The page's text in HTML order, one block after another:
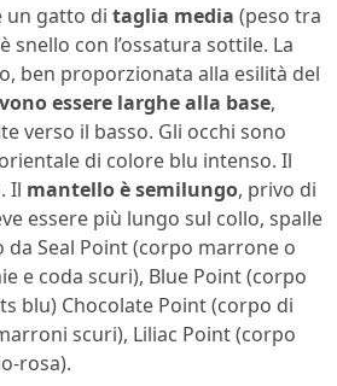
un gatto di taglia media (peso tra
snello con l’ossatura sottile. La
ben proporzionata alla esilità del
essere larghe alla base,
verso il basso. Gli occhi sono
di colore blu intenso. Il
Il mantello è semilungo, privo di
essere più lungo sul collo, spalle
da Seal Point (corpo marrone o
e coda scuri), Blue Point (corpo
blu) Chocolate Point (corpo di
scuri), Liliac Point (corpo
rosa).